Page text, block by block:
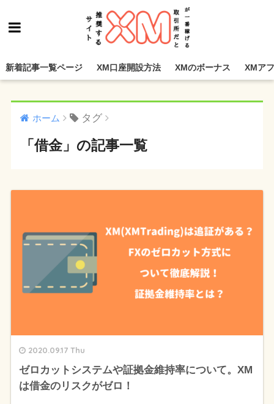
新着記事一覧ページ XM口座開設方法 XMのボーナス XMア
ホーム タグ
「借金」の記事一覧
2020.09.17 Thu
ゼロカットシステムや証拠金維持率について。XM
は借金のリスクがゼロ！